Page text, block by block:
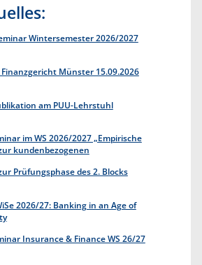
Wintersemester 2026/2027
Münster 15.09.2026
am PUU-Lehrstuhl
im WS 2026/2027 „Empirische
kundenbezogenen
Prüfungsphase des 2. Blocks
2026/27: Banking in an Age of
Insurance & Finance WS 26/27